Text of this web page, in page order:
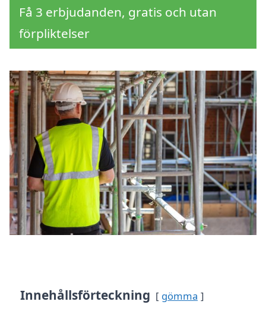
Få 3 erbjudanden, gratis och utan
förpliktelser
Innehållsförteckning gömma